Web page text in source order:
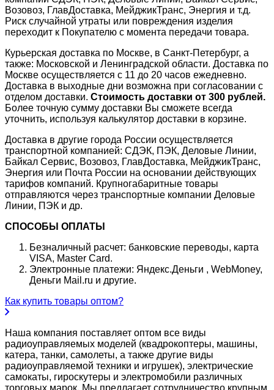
Возовоз, ГлавДоставка, МейджикТранс, Энергия и т.д.
Риск случайной утраты или повреждения изделия
переходит к Покупателю с момента передачи товара.
Курьерская доставка по Москве, в Санкт-Петербург, а
также: Московской и Ленинградской области. Доставка по
Москве осуществляется с 11 до 20 часов ежедневно.
Доставка в выходные дни возможна при согласовании с
отделом доставки. Стоимость доставки от 300 рублей.
Более точную сумму доставки Вы сможете всегда
уточнить, используя калькулятор доставки в корзине.
Доставка в другие города России осуществляется
транспортной компанией: СДЭК, ПЭК, Деловые Линии,
Байкал Сервис, Возовоз, ГлавДоставка, МейджикТранс,
Энергия или Почта России на основании действующих
тарифов компаний. Крупногабаритные товары
отправляются через транспортные компании Деловые
Линии, ПЭК и др.
СПОСОБЫ ОПЛАТЫ
Безналичный расчет: банковские переводы, карта
VISA, Master Card.
Электронные платежи: Яндекс.Деньги , WebMoney,
Деньги Mail.ru и другие.
Как купить товары оптом?
Наша компания поставляет оптом все виды
радиоуправляемых моделей (квадрокоптеры, машины,
катера, танки, самолеты, а также другие виды
радиоуправляемой техники и игрушек), электрические
самокаты, гироскутеры и электромобили различных
торговых марок. Мы предлагает сотрудничество крупным